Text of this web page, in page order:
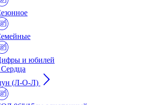
и юбилей
(Л-О-Л)